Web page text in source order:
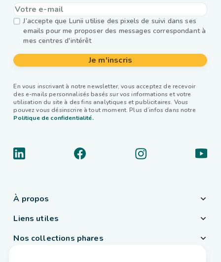
J’accepte que Lunii utilise des pixels de suivi dans ses
emails pour me proposer des messages correspondant à
mes centres d'intérêt
Je m'inscris
En vous inscrivant à notre newsletter, vous acceptez de recevoir
des e-mails personnalisés basés sur vos informations et votre
utilisation du site à des fins analytiques et publicitaires. Vous
pouvez vous désinscrire à tout moment. Plus d’infos dans notre
Politique de confidentialité.
À propos
Liens utiles
Nos collections phares